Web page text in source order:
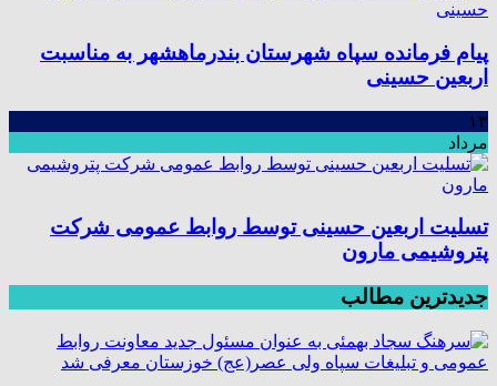
پیام فرمانده سپاه شهرستان بندرماهشهر به مناسبت
اربعین حسینی
۱۳
مرداد
تسلیت اربعین حسینی توسط روابط عمومی شرکت
پتروشیمی مارون
جدیدترین مطالب